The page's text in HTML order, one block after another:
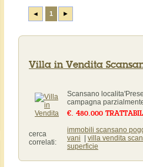
◄ 1 ►
Villa in Vendita
Scansano
campagna
€. 480.000
cerca
correlati:
immobili scansano
vani
villa vendita
superficie